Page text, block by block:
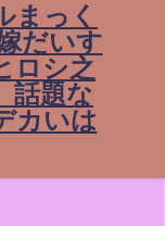
まっく
だいす
ロシ之
話題な
カいは